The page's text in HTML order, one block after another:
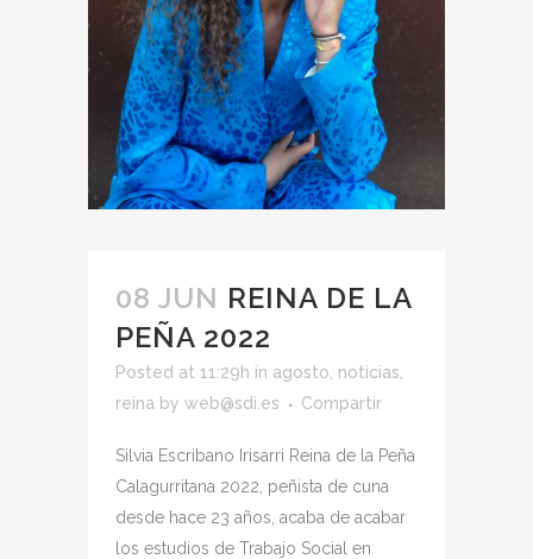
08 JUN REINA DE LA
PEÑA 2022
Posted at 11:29h in agosto noticias
reina by web@sdi.es Compartir
Silvia Escribano Irisarri Reina de la Peña
Calagurritana 2022, peñista de cuna
desde hace 23 años, acaba de acabar
los estudios de Trabajo Social en